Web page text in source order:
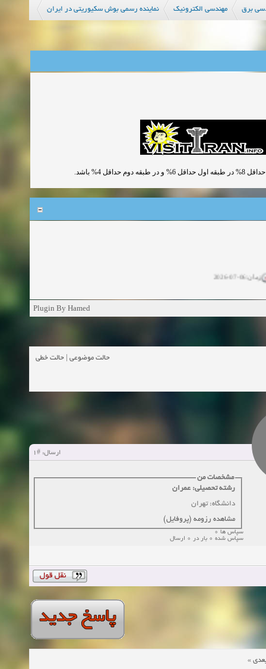
برق مهندسی الکترونیک نماینده رسمی بوش سکیوریتی در ایران
04-2025
زمان:11-11-2024
زمان:10-28-2024
زمان:10-21-2024
زمان:10-13-2024
Plugin By Hamed
حالت موضوعی حالت خطی
ارسال: #1
مشخصات من
رشته تحصیلی: عمران
دانشگاه: تهران
مشاهده رزومه (پروفایل)
سپاس ها 0
سپاس شده 0 بار در 0 ارسال
»